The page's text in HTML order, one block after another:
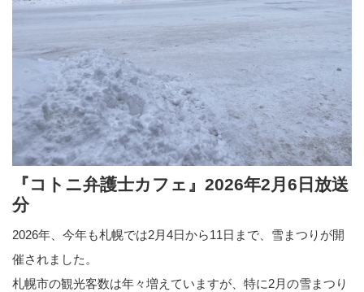
『コトニ弁護士カフェ』2026年2月6日放送
分
2026年、今年も札幌では2月4日から11日まで、雪まつりが開
催されました。
札幌市の観光客数は年々増えていますが、特に2月の雪まつり